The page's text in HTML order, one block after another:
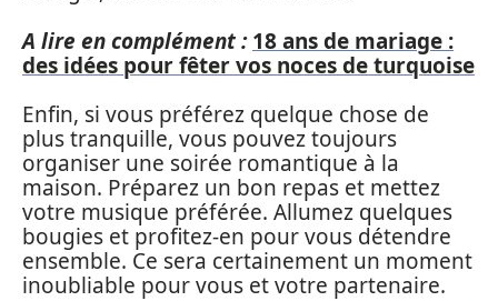
A lire en complément : 18 ans de mariage :
des idées pour fêter vos noces de turquoise
Enfin, si vous préférez quelque chose de
plus tranquille, vous pouvez toujours
organiser une soirée romantique à la
maison. Préparez un bon repas et mettez
votre musique préférée. Allumez quelques
bougies et profitez-en pour vous détendre
ensemble. Ce sera certainement un moment
inoubliable pour vous et votre partenaire.